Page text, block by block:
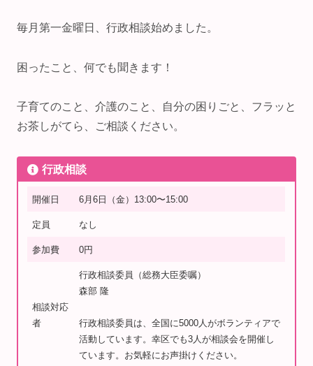
毎月第一金曜日、行政相談始めました。
困ったこと、何でも聞きます！
子育てのこと、介護のこと、自分の困りごと、フラッと
お茶しがてら、ご相談ください。
行政相談
開催日 6月6日（金）13:00〜15:00
定員 なし
参加費 0円
相談対応
者
行政相談委員（総務大臣委嘱）
森部 隆
行政相談委員は、全国に5000人がボランティアで
活動しています。幸区でも3人が相談会を開催し
ています。お気軽にお声掛けください。